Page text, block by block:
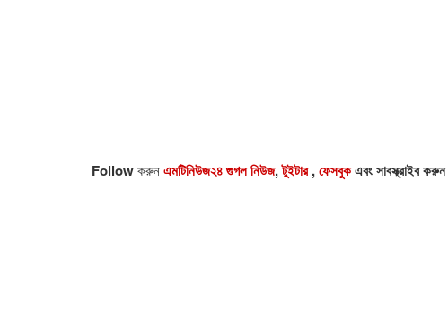
Followকরুনএমটিনিউজ২৪ গুগল নিউজ,টুইটার,ফেসবুকএবং সাবস্ক্রাইব করুন